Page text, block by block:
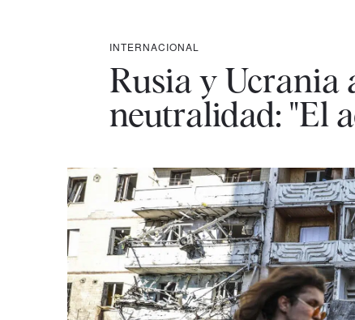
INTERNACIONAL
Rusia y Ucrania
neutralidad: "El